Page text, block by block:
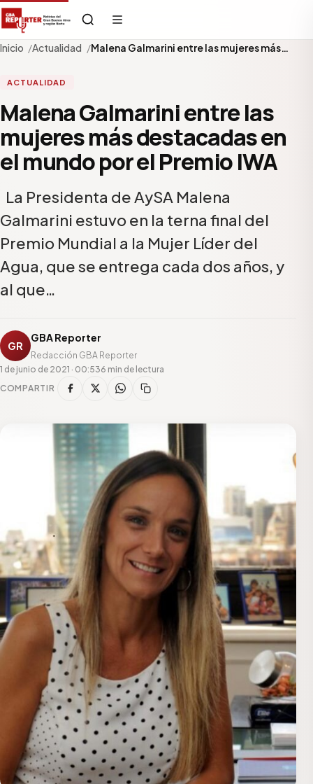
Inicio Actualidad Malena Galmarini entre las mujeres más…
ACTUALIDAD
Malena Galmarini entre las
mujeres más destacadas en
el mundo por el Premio IWA
La Presidenta de AySA Malena
Galmarini estuvo en la terna final del
Premio Mundial a la Mujer Líder del
Agua, que se entrega cada dos años, y
al que…
GR
GBA Reporter
Redacción GBA Reporter
1 de junio de 2021 · 00:536 min de lectura
COMPARTIR